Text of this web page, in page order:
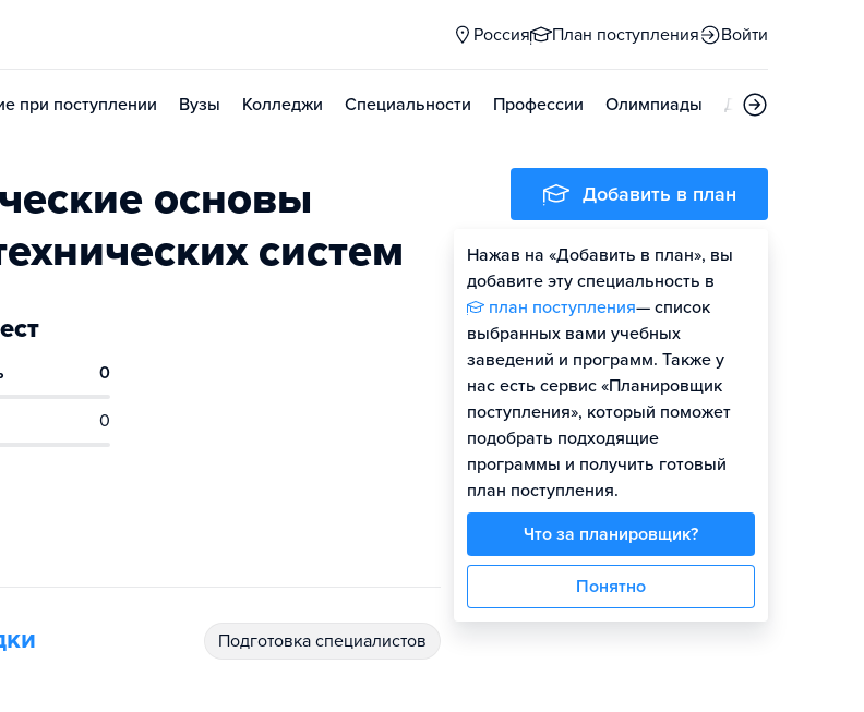
Россия План поступления Войти
при поступлении Вузы Колледжи Специальности Профессии Олимпиады Дни открытых
основы
систем
0
0
подготовка специалистов
Добавить в план
Нажав на «Добавить в план», вы
добавите эту специальность в
план поступления— список
выбранных вами учебных
заведений и программ. Также у
нас есть сервис «Планировщик
поступления», который поможет
подобрать подходящие
программы и получить готовый
план поступления.
Что за планировщик?
Понятно